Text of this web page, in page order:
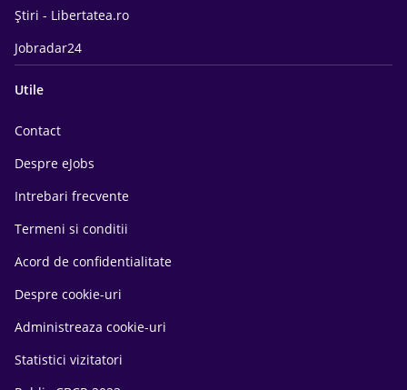
Știri - Libertatea.ro
Jobradar24
Utile
Contact
Despre eJobs
Intrebari frecvente
Termeni si conditii
Acord de confidentialitate
Despre cookie-uri
Administreaza cookie-uri
Statistici vizitatori